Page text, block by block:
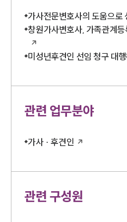
가사전문변호사의 도움으로
창원가사변호사, 가족관계
미성년후견인 선임 청구 대
관련 업무분야
가사 · 후견인
관련 구성원